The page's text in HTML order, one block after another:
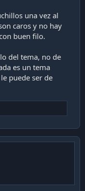
una vez al
caros y no hay
buen filo.
del tema, no de
es un tema
puede ser de